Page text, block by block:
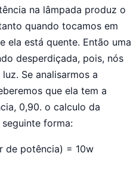
na lâmpada produz o
quando tocamos em
ela está quente. Então uma
desperdiçada, pois, nós
Se analisarmos a
que ela tem a
0,90. o calculo da
forma:
de potência) = 10w